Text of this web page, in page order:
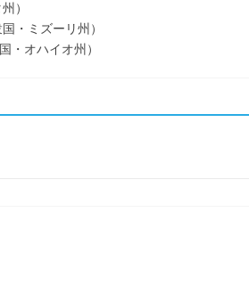
）
・ミズーリ州）
・オハイオ州）